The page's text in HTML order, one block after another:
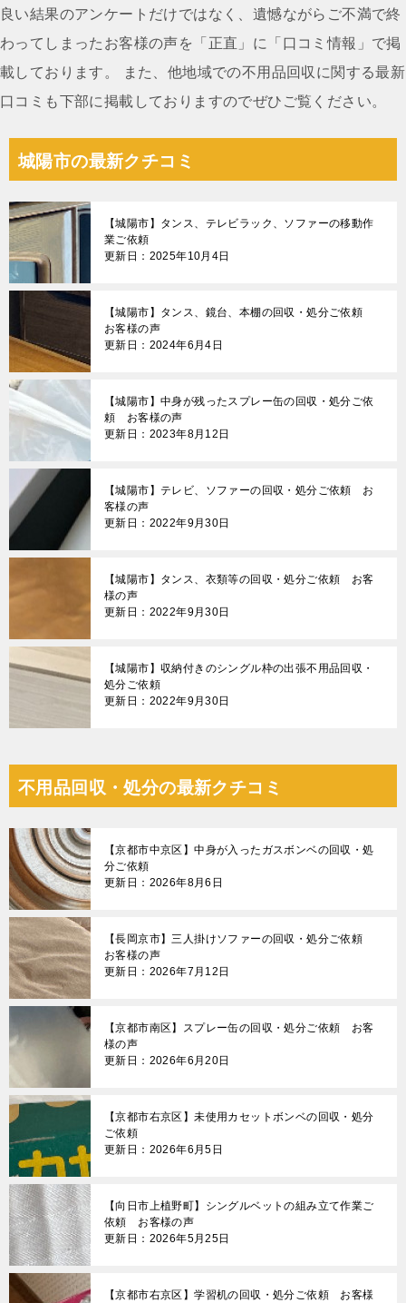
ン
良い結果のアンケートだけではなく、遺憾ながらご不満で終
わってしまったお客様の声を「正直」に「口コミ情報」で掲
載しております。 また、他地域での不用品回収に関する最新
口コミも下部に掲載しておりますのでぜひご覧ください。
城陽市の最新クチコミ
【城陽市】タンス、テレビラック、ソファーの移動作
業ご依頼
更新日：2025年10月4日
【城陽市】タンス、鏡台、本棚の回収・処分ご依頼
お客様の声
更新日：2024年6月4日
【城陽市】中身が残ったスプレー缶の回収・処分ご依
頼 お客様の声
更新日：2023年8月12日
【城陽市】テレビ、ソファーの回収・処分ご依頼 お
客様の声
更新日：2022年9月30日
【城陽市】タンス、衣類等の回収・処分ご依頼 お客
様の声
更新日：2022年9月30日
【城陽市】収納付きのシングル枠の出張不用品回収・
処分ご依頼
更新日：2022年9月30日
不用品回収・処分の最新クチコミ
【京都市中京区】中身が入ったガスボンベの回収・処
分ご依頼
更新日：2026年8月6日
【長岡京市】三人掛けソファーの回収・処分ご依頼
お客様の声
更新日：2026年7月12日
【京都市南区】スプレー缶の回収・処分ご依頼 お客
様の声
更新日：2026年6月20日
【京都市右京区】未使用カセットボンベの回収・処分
ご依頼
更新日：2026年6月5日
【向日市上植野町】シングルベットの組み立て作業ご
依頼 お客様の声
更新日：2026年5月25日
【京都市右京区】学習机の回収・処分ご依頼 お客様